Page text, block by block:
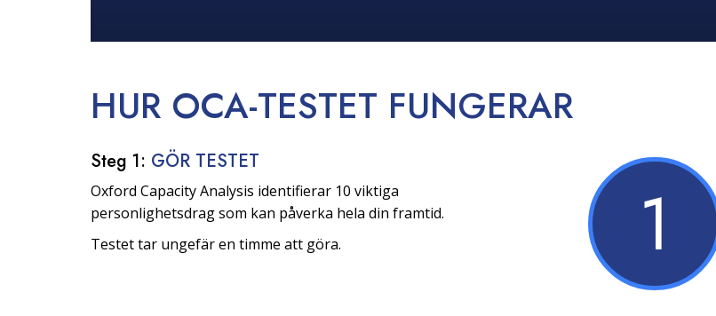
HUR OCA-TESTET FUNGERAR
Steg 1: GÖR TESTET
Oxford Capacity Analysis identifierar 10 viktiga
personlighetsdrag som kan påverka hela din framtid.
Testet tar ungefär en timme att göra.
1